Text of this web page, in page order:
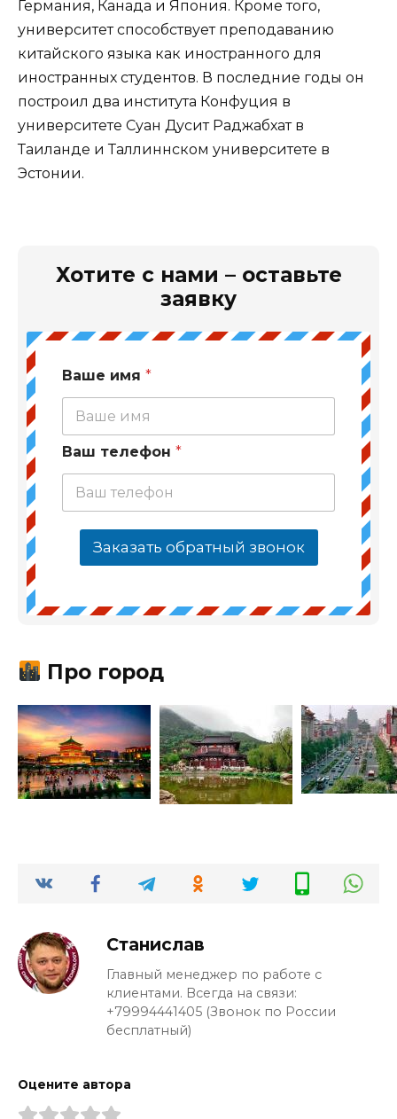
Германия, Канада и Япония. Кроме того,
университет способствует преподаванию
китайского языка как иностранного для
иностранных студентов. В последние годы он
построил два института Конфуция в
университете Суан Дусит Раджабхат в
Таиланде и Таллиннском университете в
Эстонии.
Хотите с нами – оставьте
заявку
Ваше имя *
Ваш телефон *
Заказать обратный звонок
Про город
Станислав
Главный менеджер по работе с
клиентами. Всегда на связи:
+79994441405 (Звонок по России
бесплатный)
Оцените автора